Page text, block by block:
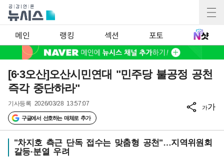
메인 랭킹 섹션 포토
[6·3오산]오산시민연대 "민주당 불공정 공천
즉각 중단하라"
기사등록 2026/03/28 13:57:07
구글에서 선호하는 매체로 추가
가가
"차지호 측근 단독 접수는 맞춤형 공천"…지역위원회
갈등·분열 우려